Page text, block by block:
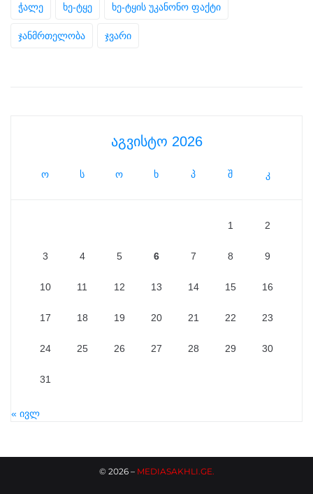
ჭალე ხე-ტყე ხე-ტყის უკანონო ფაქტი
ჯანმრთელობა ჯვარი
აგვისტო 2026
ო ს ო ხ პ შ კ
1 2
3 4 5 6 7 8 9
10 11 12 13 14 15 16
17 18 19 20 21 22 23
24 25 26 27 28 29 30
31
« ივლ
© 2026– MEDIASAKHLI.GE.